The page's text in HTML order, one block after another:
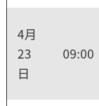
4月
23
日
09:00